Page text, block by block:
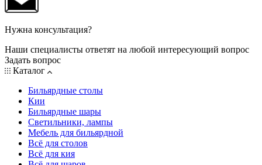
Нужна консультация?
Наши специалисты ответят на любой интересующий вопрос
Задать вопрос
Каталог
Бильярдные столы
Кии
Бильярдные шары
Светильники, лампы
Мебель для бильярдной
Всё для столов
Всё для кия